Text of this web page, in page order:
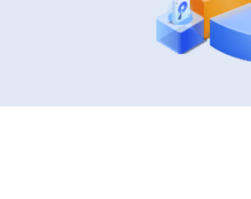
o perdidas.
de Outlook.
Deploy
Despliegue